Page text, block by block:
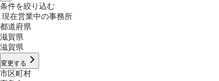
条件を絞り込む
現在営業中の事務所
都道府県
滋賀県
滋賀県
変更する
市区町村